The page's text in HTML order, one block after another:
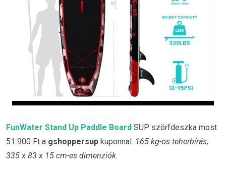
FunWater Stand Up Paddle Board SUP szörfdeszka most
51 900 Ft a gshoppersup kuponnal. 165 kg-os teherbírás,
335 x 83 x 15 cm-es dimenziók.